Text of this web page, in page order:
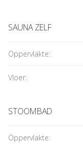
SAUNA ZELF
Oppervlakte:
Vloer:
STOOMBAD
Oppervlakte: